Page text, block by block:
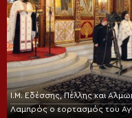
Ι.Μ. Εδέσσης, Πέλλης και
Λαμπρός ο εορτασμός του